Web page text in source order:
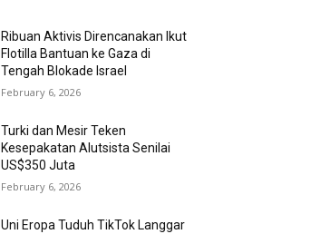
Ribuan Aktivis Direncanakan Ikut
Flotilla Bantuan ke Gaza di
Tengah Blokade Israel
February 6, 2026
Turki dan Mesir Teken
Kesepakatan Alutsista Senilai
US$350 Juta
February 6, 2026
Uni Eropa Tuduh TikTok Langgar